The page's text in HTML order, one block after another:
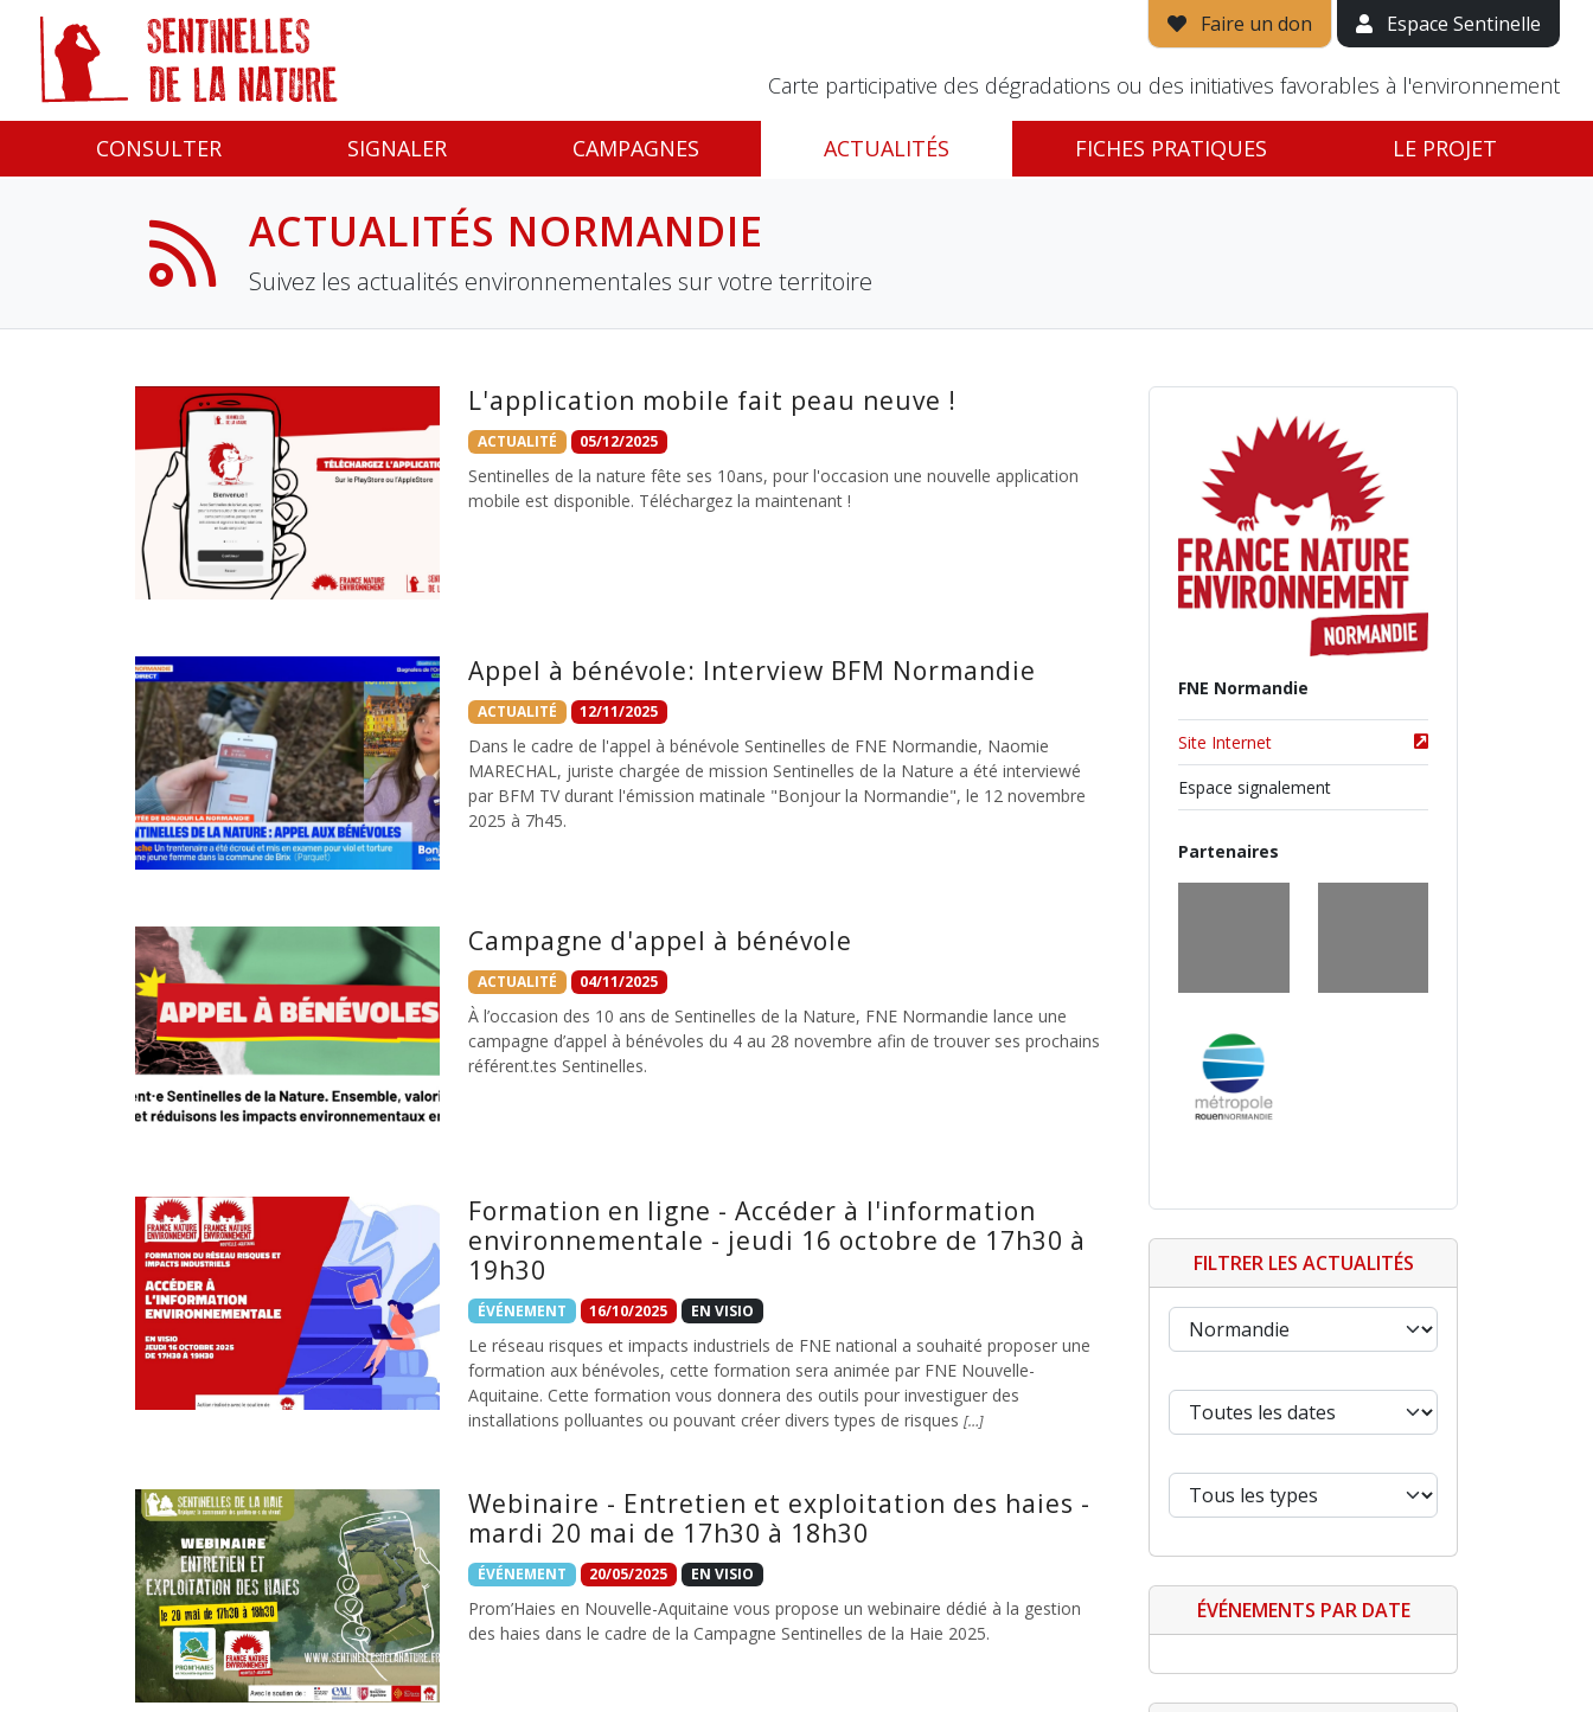
Faire un don Espace Sentinelle
Carte participative des dégradations ou des initiatives favorables à l'environnement
CONSULTER SIGNALER CAMPAGNES ACTUALITÉS FICHES PRATIQUES LE PROJET
ACTUALITÉS NORMANDIE
Suivez les actualités environnementales sur votre territoire
L'application mobile fait peau neuve !
ACTUALITÉ 05/12/2025
Sentinelles de la nature fête ses 10ans, pour l'occasion une nouvelle application
mobile est disponible. Téléchargez la maintenant !
Appel à bénévole: Interview BFM Normandie
ACTUALITÉ 12/11/2025
Dans le cadre de l'appel à bénévole Sentinelles de FNE Normandie, Naomie
MARECHAL, juriste chargée de mission Sentinelles de la Nature a été interviewé
par BFM TV durant l'émission matinale "Bonjour la Normandie", le 12 novembre
2025 à 7h45.
Campagne d'appel à bénévole
ACTUALITÉ 04/11/2025
À l’occasion des 10 ans de Sentinelles de la Nature, FNE Normandie lance une
campagne d’appel à bénévoles du 4 au 28 novembre afin de trouver ses prochains
référent.tes Sentinelles.
Formation en ligne - Accéder à l'information
environnementale - jeudi 16 octobre de 17h30 à
19h30
ÉVÉNEMENT 16/10/2025 EN VISIO
Le réseau risques et impacts industriels de FNE national a souhaité proposer une
formation aux bénévoles, cette formation sera animée par FNE Nouvelle-
Aquitaine. Cette formation vous donnera des outils pour investiguer des
installations polluantes ou pouvant créer divers types de risques […]
Webinaire - Entretien et exploitation des haies -
mardi 20 mai de 17h30 à 18h30
ÉVÉNEMENT 20/05/2025 EN VISIO
Prom’Haies en Nouvelle-Aquitaine vous propose un webinaire dédié à la gestion
des haies dans le cadre de la Campagne Sentinelles de la Haie 2025.
FNE Normandie
Site Internet
Espace signalement
Partenaires
FILTRER LES ACTUALITÉS
ÉVÉNEMENTS PAR DATE
Panneau de gestion des cookies